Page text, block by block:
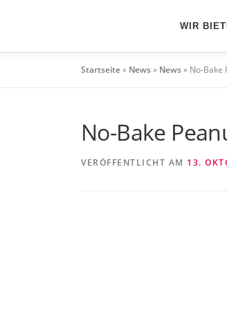
WIR
Startseite» News» News» No-Bake
No-Bake
VERÖFFENTLICHT AM 13.